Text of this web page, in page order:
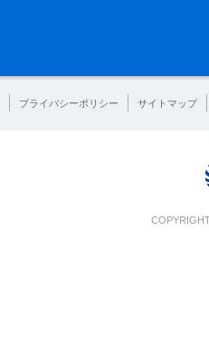
プライバシーポリシー サイトマップ